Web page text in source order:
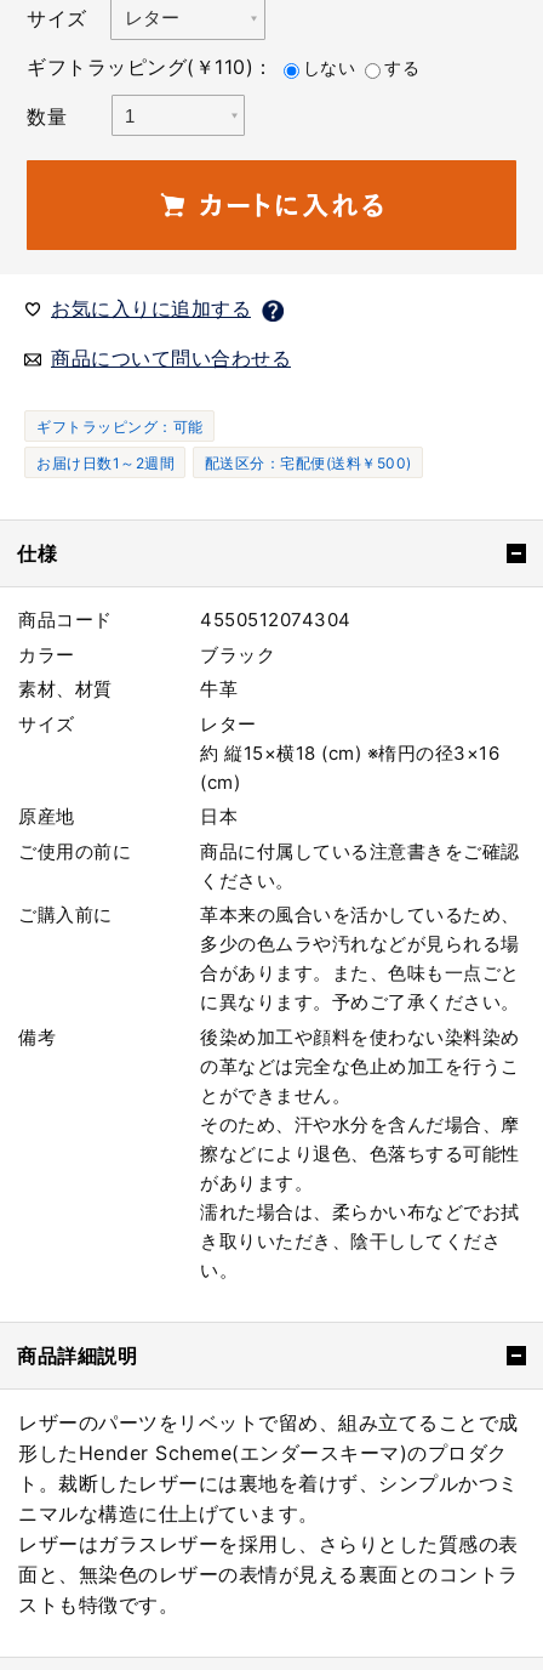
サイズ
ギフトラッピング(￥110)：
しない する
数量
お気に入りに追加する
商品について問い合わせる
ギフトラッピング：可能
お届け日数1～2週間
配送区分：宅配便(送料￥500)
仕様
商品コード
4550512074304
カラー
ブラック
素材、材質
牛革
サイズ
レター
約 縦15×横18 (cm) ※楕円の径3×16
(cm)
原産地
日本
ご使用の前に
商品に付属している注意書きをご確認
ください。
ご購入前に
革本来の風合いを活かしているため、
多少の色ムラや汚れなどが見られる場
合があります。また、色味も一点ごと
に異なります。予めご了承ください。
備考
後染め加工や顔料を使わない染料染め
の革などは完全な色止め加工を行うこ
とができません。
そのため、汗や水分を含んだ場合、摩
擦などにより退色、色落ちする可能性
があります。
濡れた場合は、柔らかい布などでお拭
き取りいただき、陰干ししてくださ
い。
商品詳細説明
レザーのパーツをリベットで留め、組み立てることで成
形したHender Scheme(エンダースキーマ)のプロダク
ト。裁断したレザーには裏地を着けず、シンプルかつミ
ニマルな構造に仕上げています。
レザーはガラスレザーを採用し、さらりとした質感の表
面と、無染色のレザーの表情が見える裏面とのコントラ
ストも特徴です。